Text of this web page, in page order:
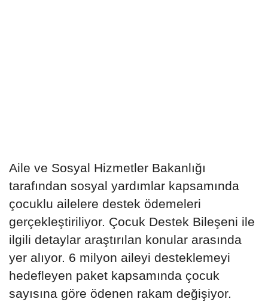
Aile ve Sosyal Hizmetler Bakanlığı
tarafından sosyal yardımlar kapsamında
çocuklu ailelere destek ödemeleri
gerçekleştiriliyor. Çocuk Destek Bileşeni ile
ilgili detaylar araştırılan konular arasında
yer alıyor. 6 milyon aileyi desteklemeyi
hedefleyen paket kapsamında çocuk
sayısına göre ödenen rakam değişiyor.